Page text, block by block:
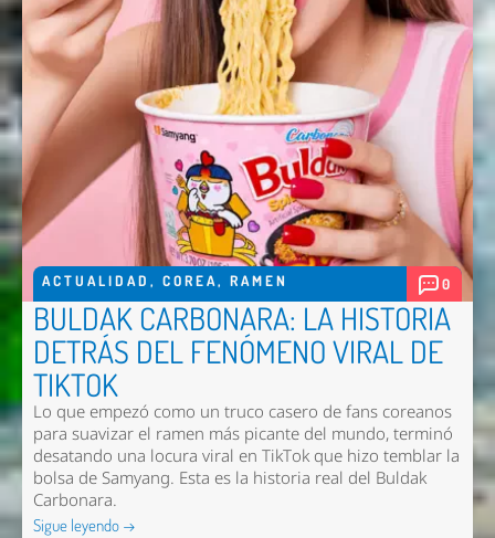
ACTUALIDAD , COREA, RAMEN 0
BULDAK CARBONARA: LA HISTORIA
DETRÁS DEL FENÓMENO VIRAL DE
TIKTOK
Lo que empezó como un truco casero de fans coreanos
para suavizar el ramen más picante del mundo, terminó
desatando una locura viral en TikTok que hizo temblar la
bolsa de Samyang. Esta es la historia real del Buldak
Carbonara.
Sigue leyendo →